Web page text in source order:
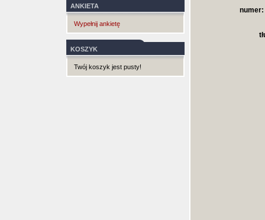
ANKIETA
Wypełnij ankietę
KOSZYK
Twój koszyk jest pusty!
numer: